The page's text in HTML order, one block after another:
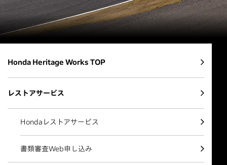
Honda Heritage Works TOP
レストアサービス
Hondaレストアサービス
書類審査Web申し込み